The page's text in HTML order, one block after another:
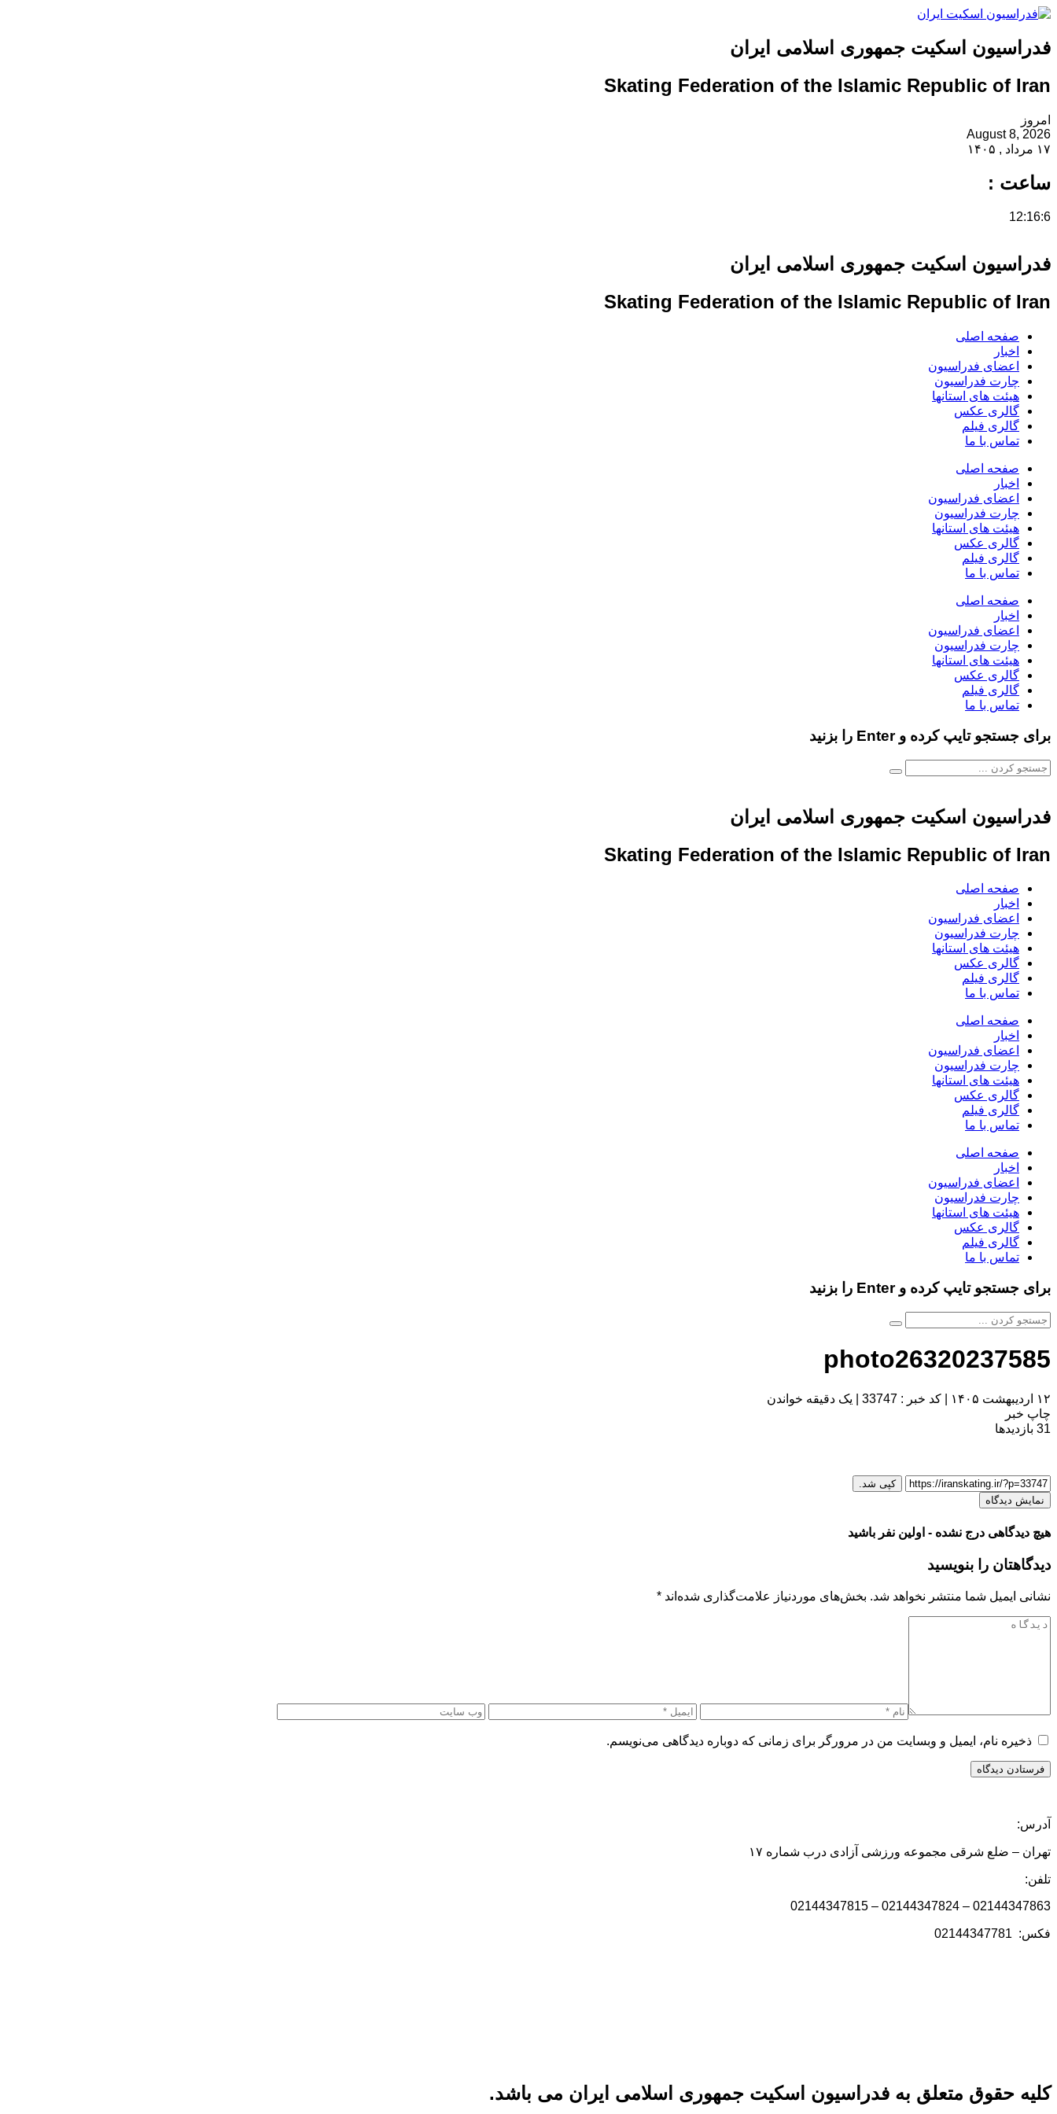
فدراسیون اسکیت جمهوری اسلامی ایران
Skating Federation of the Islamic Republic of Iran
امروز
August 8, 2026
۱۷ مرداد , ۱۴۰۵
ساعت :
12:16:6
فدراسیون اسکیت جمهوری اسلامی ایران
Skating Federation of the Islamic Republic of Iran
صفحه اصلی
اخبار
اعضای فدراسیون
چارت فدراسیون
هیئت های استانها
گالری عکس
گالری فیلم
تماس با ما
صفحه اصلی
اخبار
اعضای فدراسیون
چارت فدراسیون
هیئت های استانها
گالری عکس
گالری فیلم
تماس با ما
صفحه اصلی
اخبار
اعضای فدراسیون
چارت فدراسیون
هیئت های استانها
گالری عکس
گالری فیلم
تماس با ما
برای جستجو تایپ کرده و Enter را بزنید
فدراسیون اسکیت جمهوری اسلامی ایران
Skating Federation of the Islamic Republic of Iran
صفحه اصلی
اخبار
اعضای فدراسیون
چارت فدراسیون
هیئت های استانها
گالری عکس
گالری فیلم
تماس با ما
صفحه اصلی
اخبار
اعضای فدراسیون
چارت فدراسیون
هیئت های استانها
گالری عکس
گالری فیلم
تماس با ما
صفحه اصلی
اخبار
اعضای فدراسیون
چارت فدراسیون
هیئت های استانها
گالری عکس
گالری فیلم
تماس با ما
برای جستجو تایپ کرده و Enter را بزنید
photo26320237585
۱۲ اردیبهشت ۱۴۰۵ کد خبر : 33747
یک دقیقه خواندن
چاپ خبر
31 بازدیدها
کپی شد.
نمایش دیدگاه
هیچ دیدگاهی درج نشده - اولین نفر باشید
دیدگاهتان را بنویسید
نشانی ایمیل شما منتشر نخواهد شد. بخش‌های موردنیاز علامت‌گذاری شده‌اند *
ذخیره نام، ایمیل و وبسایت من در مرورگر برای زمانی که دوباره دیدگاهی می‌نویسم.
آدرس:
تهران – ضلع شرقی مجموعه ورزشی آزادی درب شماره ۱۷
تلفن:
02144347863 – 02144347824 – 02144347815
فکس: 02144347781
کلیه حقوق متعلق به فدراسیون اسکیت جمهوری اسلامی ایران می باشد.